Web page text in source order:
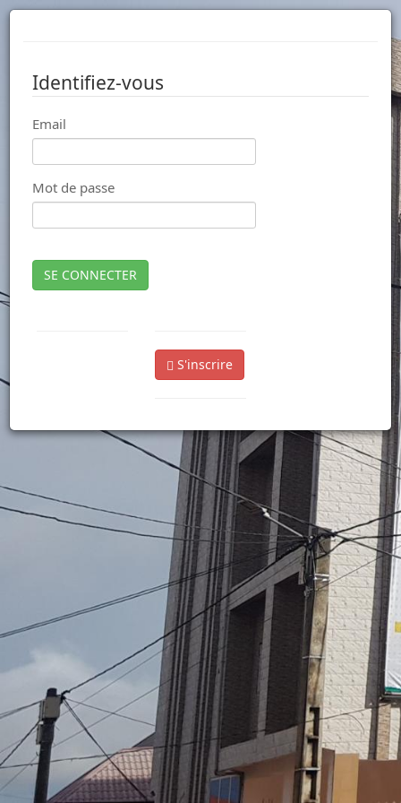
Identifiez-vous
Email
Mot de passe
SE CONNECTER
S'inscrire